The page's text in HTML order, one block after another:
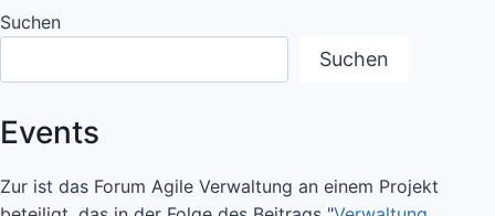
Suchen
Suchen
Events
Zur ist das Forum Agile Verwaltung an einem Projekt